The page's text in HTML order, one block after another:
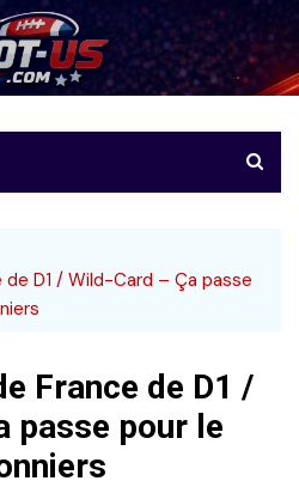
Foot-US
D1 / Wild-Card – Ça passe
France de D1 /
passe pour le